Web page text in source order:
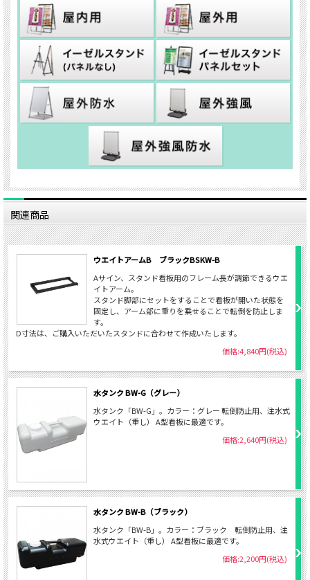
関連商品
ウエイトアームB ブラックBSKW-B
Aサイン、スタンド看板用のフレーム長が調節できるウエ
イトアーム。
スタンド脚部にセットをすることで看板が開いた状態を
固定し、アーム部に重りを乗せることで転倒を防止しま
す。
D寸法は、ご購入いただいたスタンドに合わせて作成いたします。
価格:4,840円(税込)
水タンク BW-G（グレー）
水タンク「BW-G」。カラー：グレー 転倒防止用、注水式
ウエイト（重し） A型看板に最適です。
価格:2,640円(税込)
水タンク BW-B（ブラック）
水タンク「BW-B」。カラー：ブラック 転倒防止用、注
水式ウエイト（重し） A型看板に最適です。
価格:2,200円(税込)